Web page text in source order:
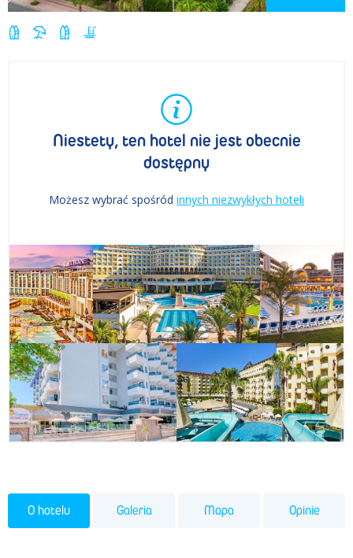
Niestety, ten hotel nie jest obecnie
dostępny
Możesz wybrać spośród innych niezwykłych hoteli
O hotelu Galeria Mapa Opinie